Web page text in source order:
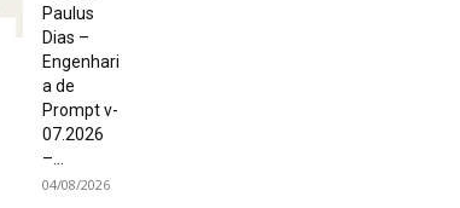
Paulus
Dias –
Engenhari
a de
Prompt v-
07.2026
–...
04/08/2026